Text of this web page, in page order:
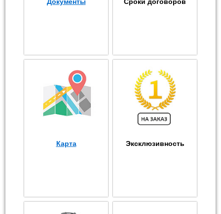
Карта Эксклюзивность